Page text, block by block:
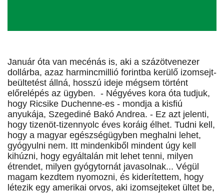
Január óta van mecénás is, aki a százötvenezer
dollárba, azaz harmincmillió forintba kerülő izomsejt-
beültetést állná, hosszú ideje mégsem történt
előrelépés az ügyben. - Négyéves kora óta tudjuk,
hogy Ricsike Duchenne-es - mondja a kisfiú
anyukája, Szegediné Bakó Andrea. - Ez azt jelenti,
hogy tizenöt-tizennyolc éves koráig élhet. Tudni kell,
hogy a magyar egészségügyben meghalni lehet,
gyógyulni nem. Itt mindenkiből mindent úgy kell
kihúzni, hogy egyáltalán mit lehet tenni, milyen
étrendet, milyen gyógytornát javasolnak... Végül
magam kezdtem nyomozni, és kiderítettem, hogy
létezik egy amerikai orvos, aki izomsejteket ültet be,